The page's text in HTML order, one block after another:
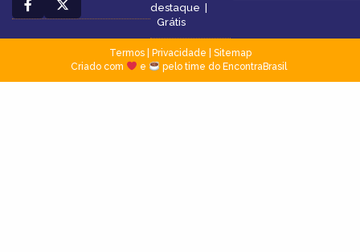
destaque |
Grátis
Termos| Privacidade
Sitemap
Criado com
e pelo time do EncontraBrasil